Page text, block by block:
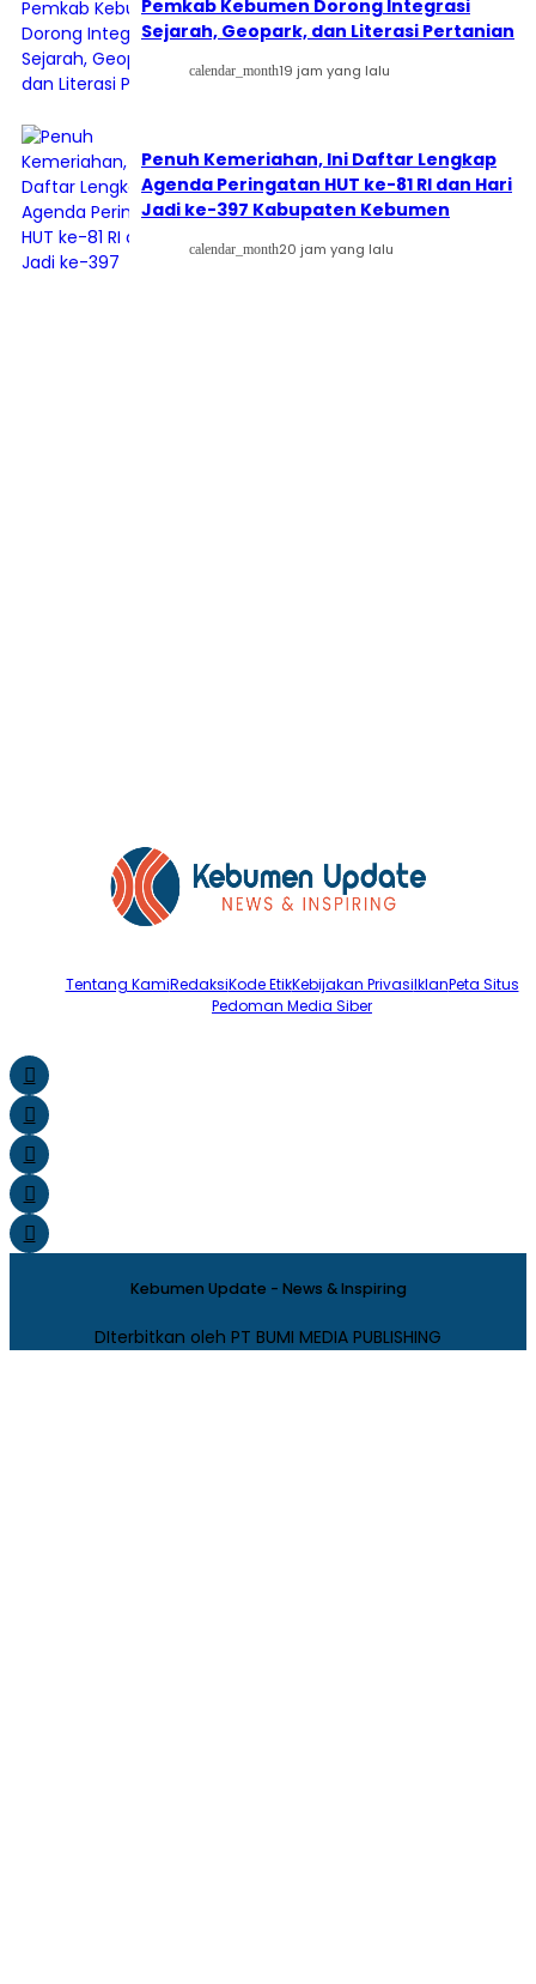
Pemkab Kebumen Dorong Integrasi
Sejarah, Geopark, dan Literasi Pertanian
calendar_month19 jam yang lalu
Penuh Kemeriahan, Ini Daftar Lengkap
Agenda Peringatan HUT ke-81 RI dan Hari
Jadi ke-397 Kabupaten Kebumen
calendar_month20 jam yang lalu
Tentang KamiRedaksiKode EtikKebijakan PrivasiIklanPeta Situs
Pedoman Media Siber
Kebumen Update - News & Inspiring
DIterbitkan oleh PT BUMI MEDIA PUBLISHING